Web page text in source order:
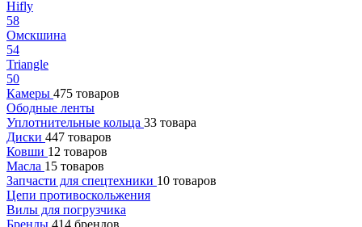
Hifly
58
Омскшина
54
Triangle
50
Камеры 475 товаров
Ободные ленты
Уплотнительные кольца 33 товара
Диски 447 товаров
Ковши 12 товаров
Масла 15 товаров
Запчасти для спецтехники 10 товаров
Цепи противоскольжения
Вилы для погрузчика
Бренды 414 брендов